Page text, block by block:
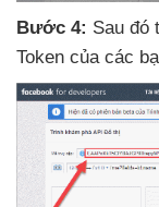
Bước 4: Sau đó
Token của các